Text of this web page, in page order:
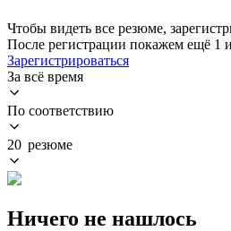
Чтобы видеть все резюме,
После регистрации покажем ещё 1
Зарегистрироваться
За всё время
По соответствию
20 резюме
Ничего не нашлось